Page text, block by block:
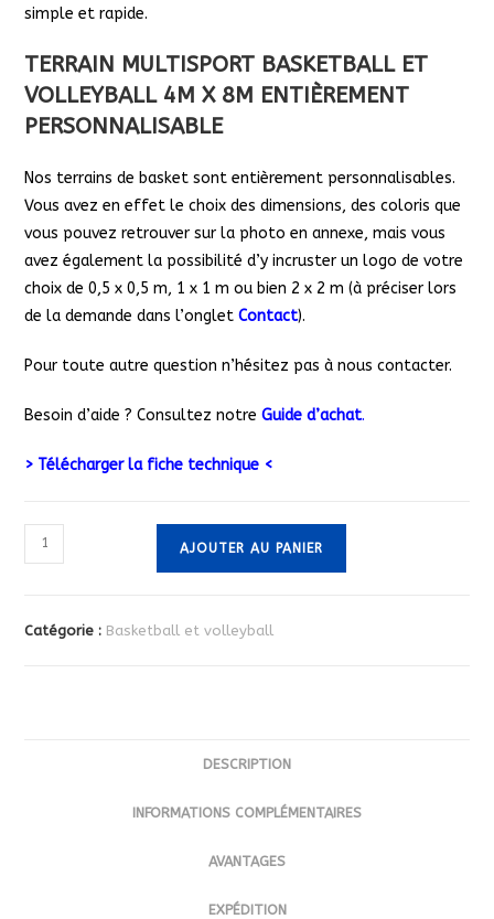
simple et rapide.
TERRAIN MULTISPORT BASKETBALL ET
VOLLEYBALL 4M X 8M ENTIÈREMENT
PERSONNALISABLE
Nos terrains de basket sont entièrement personnalisables.
Vous avez en effet le choix des dimensions, des coloris que
vous pouvez retrouver sur la photo en annexe, mais vous
avez également la possibilité d’y incruster un logo de votre
choix de 0,5 x 0,5 m, 1 x 1 m ou bien 2 x 2 m (à préciser lors
de la demande dans l’ongletContact).
Pour toute autre question n’hésitez pas à nous contacter.
Besoin d’aide ? Consultez notre Guide d’achat.
> Télécharger la fiche technique <
quantité
de
MULTISPORT
AJOUTER AU PANIER
Catégorie : Basketball et volleyball
DESCRIPTION
INFORMATIONS COMPLÉMENTAIRES
AVANTAGES
EXPÉDITION